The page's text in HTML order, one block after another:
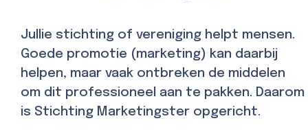
Jullie stichting of vereniging helpt mensen.
Goede promotie (marketing) kan daarbij
helpen, maar vaak ontbreken de middelen
om dit professioneel aan te pakken. Daarom
is Stichting Marketingster opgericht.